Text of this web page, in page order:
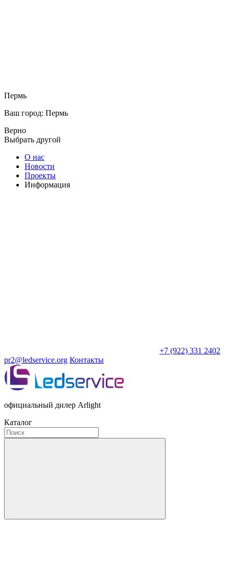
Пермь
Ваш город: Пермь
Верно
Выбрать другой
О нас
Новости
Проекты
Информация
+7 (922) 331 2402
pr2@ledservice.org Контакты
официальный дилер Arlight
Каталог